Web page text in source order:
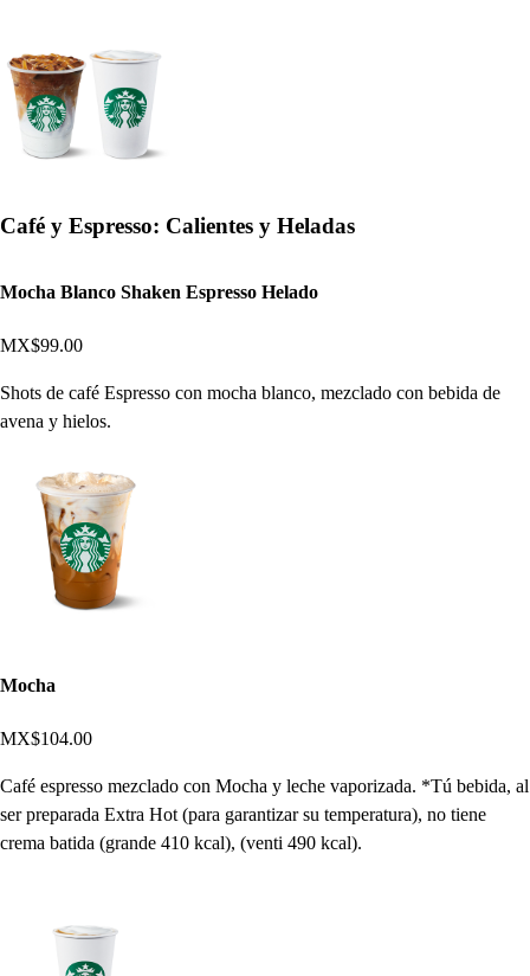
Café y Espresso: Calientes y Heladas
Mocha Blanco Shaken Espresso Helado
MX$99.00
Shots de café Espresso con mocha blanco, mezclado con bebida de
avena y hielos.
Mocha
MX$104.00
Café espresso mezclado con Mocha y leche vaporizada. *Tú bebida, al
ser preparada Extra Hot (para garantizar su temperatura), no tiene
crema batida (grande 410 kcal), (venti 490 kcal).